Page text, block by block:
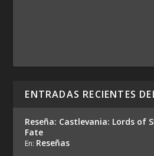
ENTRADAS RECIENTES
Reseña: Castlevania: Lords of
Fate
En: Reseñas